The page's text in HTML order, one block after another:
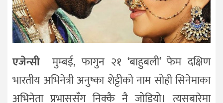
एजेन्सीमुम्बई, फागुन २१ ‘बाहुबली’ फेम दक्षिण
भारतीय अभिनेत्री अनुष्का शेट्टीको नाम सोही सिनेमाका
अभिनेता प्रभाससँग निक्कै नै जोडियो। त्यसबारेमा